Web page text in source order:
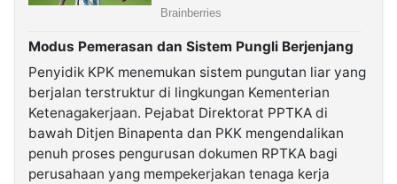
Modus Pemerasan dan Sistem Pungli Berjenjang
Penyidik KPK menemukan sistem pungutan liar yang
berjalan terstruktur di lingkungan Kementerian
Ketenagakerjaan. Pejabat Direktorat PPTKA di
bawah Ditjen Binapenta dan PKK mengendalikan
penuh proses pengurusan dokumen RPTKA bagi
perusahaan yang mempekerjakan tenaga kerja